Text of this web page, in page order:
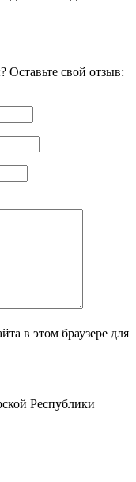
Оставьте свой отзыв:
в этом браузере для
Республики